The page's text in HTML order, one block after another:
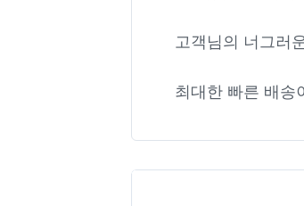
고객님의 너그러
최대한 빠른 배송